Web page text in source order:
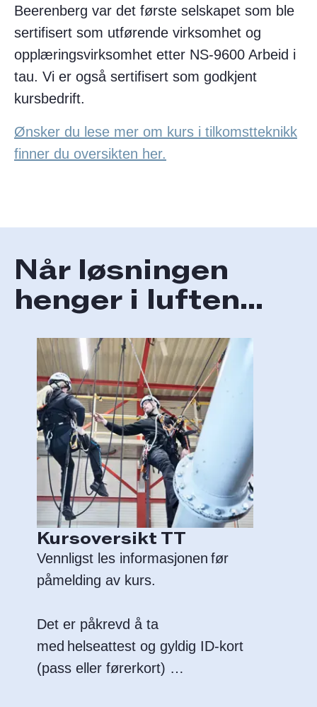
Beerenberg var det første selskapet som ble
sertifisert som utførende virksomhet og
opplæringsvirksomhet etter NS-9600 Arbeid i
tau. Vi er også sertifisert som godkjent
kursbedrift.
Ønsker du lese mer om kurs i tilkomstteknikk
finner du oversikten her.
Når løsningen
henger i luften...
Kursoversikt TT
Vennligst les informasjonen før
påmelding av kurs.
Det er påkrevd å ta
med helseattest og gyldig ID-kort
(pass eller førerkort)